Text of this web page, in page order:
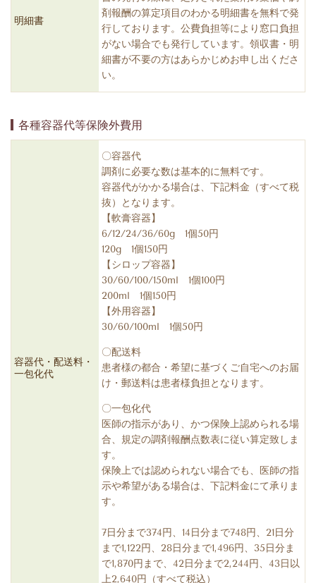
明細書
剤報酬の算定項目のわかる明細書を無料で発
行しております。公費負担等により窓口負担
がない場合でも発行しています。領収書・明
細書が不要の方はあらかじめお申し出くださ
い。
各種容器代等保険外費用
容器代・配送料・
一包化代
〇容器代
調剤に必要な数は基本的に無料です。
容器代がかかる場合は、下記料金（すべて税
抜）となります。
【軟膏容器】
6/12/24/36/60g 1個50円
120g 1個150円
【シロップ容器】
30/60/100/150ml 1個100円
200ml 1個150円
【外用容器】
30/60/100ml 1個50円
〇配送料
患者様の都合・希望に基づくご自宅へのお届
け・郵送料は患者様負担となります。
〇一包化代
医師の指示があり、かつ保険上認められる場
合、規定の調剤報酬点数表に従い算定致しま
す。
保険上では認められない場合でも、医師の指
示や希望がある場合は、下記料金にて承りま
す。
7日分まで374円、14日分まで748円、21日分
まで1,122円、28日分まで1,496円、35日分ま
で1,870円まで、42日分まで2,244円、43日以
上2,640円（すべて税込）